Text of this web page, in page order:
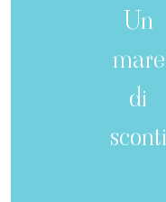
Un
mare
di
sconti